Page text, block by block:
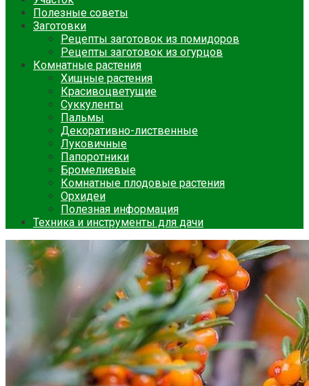
Полезные советы
Заготовки
Рецепты заготовок из помидоров
Рецепты заготовок из огурцов
Комнатные растения
Хищные растения
Красивоцветущие
Суккуленты
Пальмы
Декоративно-лиственные
Луковичные
Папоротники
Бромелиевые
Комнатные плодовые растения
Орхидеи
Полезная информация
Техника и инструменты для дачи